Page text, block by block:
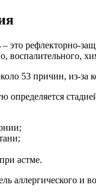
это рефлекторно-
воспалительного,
53 причин, из-за
определяется
астме.
и